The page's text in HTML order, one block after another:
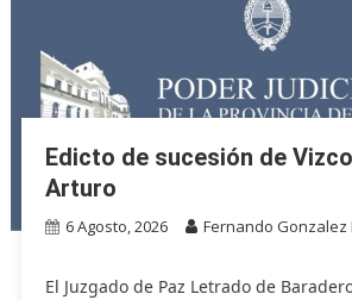
Edicto de sucesión de
Arturo
6 Agosto, 2026 Fernando
El Juzgado de Paz Letrado de